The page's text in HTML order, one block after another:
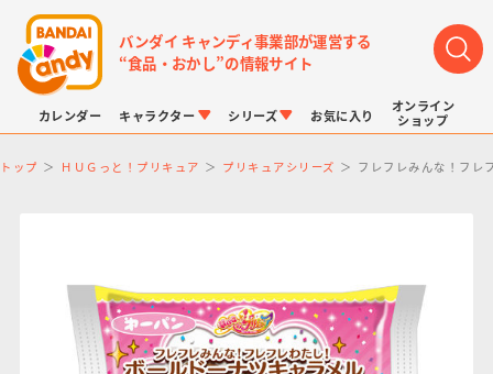
バンダイ キャンディ事業部が運営する
“食品・おかし”の情報サイト
カレンダー キャラクター
LINK TRAVELERS プリキュアシリーズ ドラゴンボール
シリーズ
チョコボックス チョコサプ ポケモンキッズ
お気に入り
オンライン
ショップ
トップ ＨＵＧっと！プリキュア プリキュアシリーズ フレフレみんな！フ